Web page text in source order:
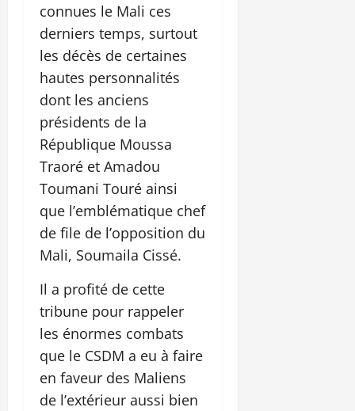
connues le Mali ces
derniers temps, surtout
les décès de certaines
hautes personnalités
dont les anciens
présidents de la
République Moussa
Traoré et Amadou
Toumani Touré ainsi
que l’emblématique chef
de file de l’opposition du
Mali, Soumaila Cissé.
Il a profité de cette
tribune pour rappeler
les énormes combats
que le CSDM a eu à faire
en faveur des Maliens
de l’extérieur aussi bien